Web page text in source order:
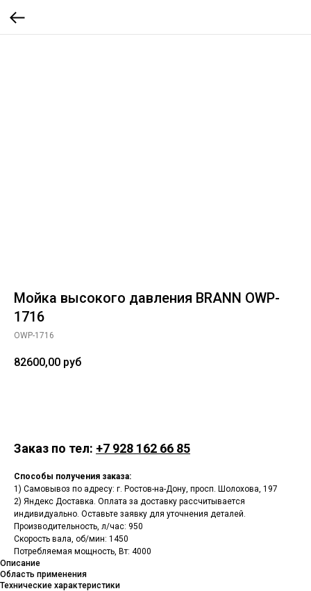
Мойка высокого давления BRANN OWP-
1716
OWP-1716
82600,00 руб
Заказ по тел: +7 928 162 66 85
Способы получения заказа:
1) Самовывоз по адресу: г. Ростов-на-Дону, просп. Шолохова, 197
2) Яндекс Доставка. Оплата за доставку рассчитывается
индивидуально. Оставьте заявку для уточнения деталей.
Производительность, л/час: 950
Скорость вала, об/мин: 1450
Потребляемая мощность, Вт: 4000
Описание
Область применения
Технические характеристики